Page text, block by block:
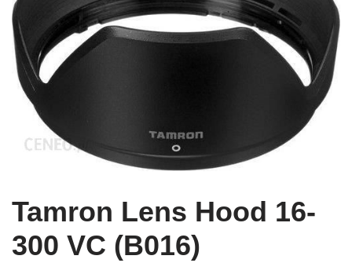
Tamron Lens Hood 16-
300 VC (B016)